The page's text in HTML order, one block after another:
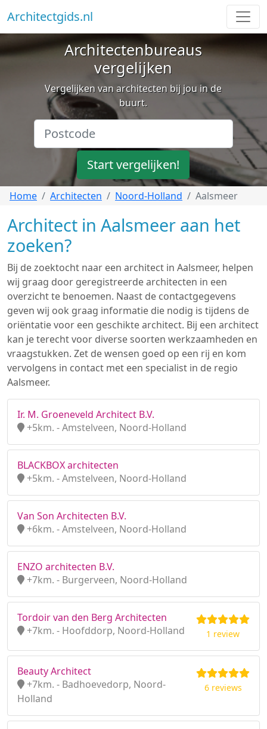
Architectgids.nl
Architectenbureaus
vergelijken
Vergelijken van architecten bij jou in de
buurt.
Start vergelijken!
Home Architecten Noord-Holland Aalsmeer
Architect in Aalsmeer aan het
zoeken?
Bij de zoektocht naar een architect in Aalsmeer, helpen
wij graag door geregistreerde architecten in een
overzicht te benoemen. Naast de contactgegevens
geven wij ook graag informatie die nodig is tijdens de
oriëntatie voor een geschikte architect. Bij een architect
kan je terecht voor diverse soorten werkzaamheden en
vraagstukken. Zet de wensen goed op een rij en kom
vervolgens in contact met een specialist in de regio
Aalsmeer.
Ir. M. Groeneveld Architect B.V.
+5km. - Amstelveen, Noord-Holland
BLACKBOX architecten
+5km. - Amstelveen, Noord-Holland
Van Son Architecten B.V.
+6km. - Amstelveen, Noord-Holland
ENZO architecten B.V.
+7km. - Burgerveen, Noord-Holland
Tordoir van den Berg Architecten
+7km. - Hoofddorp, Noord-Holland
1 review
Beauty Architect
+7km. - Badhoevedorp, Noord-
Holland
6 reviews